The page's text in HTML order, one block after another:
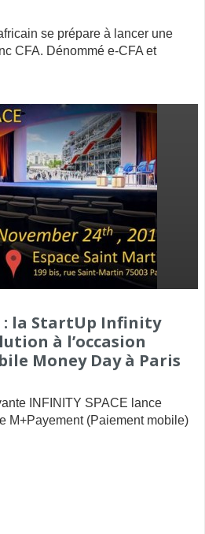
se prépare à lancer une
CFA. Dénommé e-CFA et
: la StartUp Infinity
à l’occasion
Money Day à Paris
INFINITY SPACE lance
M+Payement (Paiement mobile)